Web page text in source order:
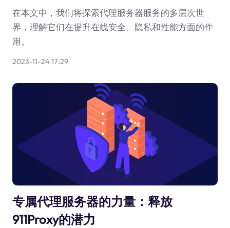
在本文中，我们将探索代理服务器服务的多层次世
界，理解它们在提升在线安全、隐私和性能方面的作
用。
2023-11-24 17:29
专属代理服务器的力量：释放
911Proxy的潜力